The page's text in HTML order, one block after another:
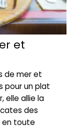
et
de mer et
pour un plat
elle allie la
des
en toute